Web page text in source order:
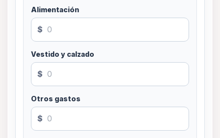
Alimentación
$
Vestido y calzado
$
Otros gastos
$